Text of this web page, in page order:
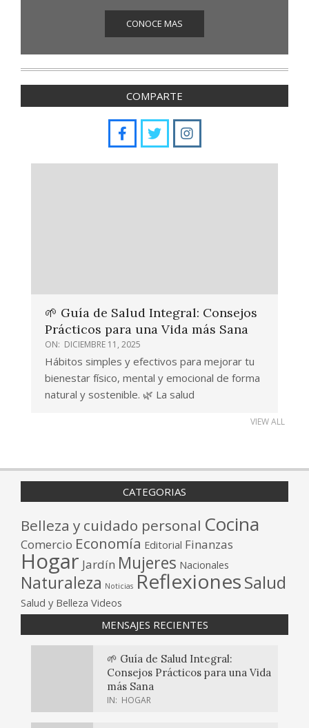
CONOCE MAS
COMPARTE
🌱 Guía de Salud Integral: Consejos
Prácticos para una Vida más Sana
ON: DICIEMBRE 11, 2025
Hábitos simples y efectivos para mejorar tu
bienestar físico, mental y emocional de forma
natural y sostenible. 🌿 La salud
VIEW ALL
CATEGORIAS
Belleza y cuidado personal Cocina
Comercio Economía Editorial Finanzas
Hogar Jardín Mujeres Nacionales
Naturaleza Noticias ReflexionesSalud
Salud y Belleza Videos
MENSAJES RECIENTES
🌱 Guía de Salud Integral:
Consejos Prácticos para una Vida
más Sana
IN: HOGAR